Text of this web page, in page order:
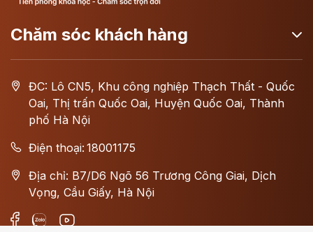
ĐC: Lô CN5, Khu công nghiệp Thạch Thất - Quốc
Oai, Thị trấn Quốc Oai, Huyện Quốc Oai, Thành
phố Hà Nội
Điện thoại: 18001175
Địa chỉ: B7/D6 Ngõ 56 Trương Công Giai, Dịch
Vọng, Cầu Giấy, Hà Nội
Chăm sóc khách hàng